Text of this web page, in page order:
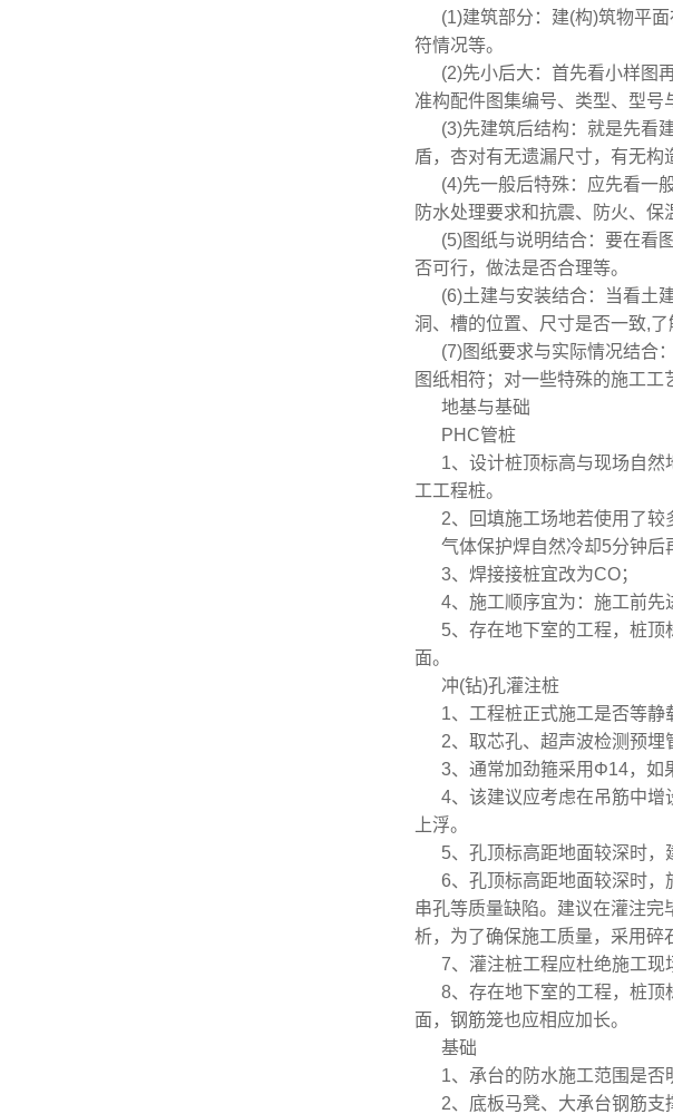
(1)建筑部分：建(构)筑物平
符情况等。
(2)先小后大：首先看小样图
准构配件图集编号、类型、型号
(3)先建筑后结构：就是先看
盾，杏对有无遗漏尺寸，有无构
(4)先一般后特殊：应先看一
防水处理要求和抗震、防火、保
(5)图纸与说明结合：要在看
否可行，做法是否合理等。
(6)土建与安装结合：当看土
洞、槽的位置、尺寸是否一致,了
(7)图纸要求与实际情况结合
图纸相符；对一些特殊的施工工
地基与基础
PHC管桩
1、设计桩顶标高与现场自
工工程桩。
2、回填施工场地若使用了较
气体保护焊自然冷却5分钟后
3、焊接接桩宜改为CO；
4、施工顺序宜为：施工前先
5、存在地下室的工程，桩
面。
冲(钻)孔灌注桩
1、工程桩正式施工是否等静
2、取芯孔、超声波检测预埋
3、通常加劲箍采用Φ14，如
4、该建议应考虑在吊筋中
上浮。
5、孔顶标高距地面较深时，
6、孔顶标高距地面较深时，
串孔等质量缺陷。建议在灌注完
析，为了确保施工质量，采用碎
7、灌注桩工程应杜绝施工现
8、存在地下室的工程，桩
面，钢筋笼也应相应加长。
基础
1、承台的防水施工范围是否
2、底板马凳、大承台钢筋支